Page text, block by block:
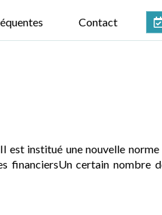
Contact
est institué une nouvelle
financiersUn certain nombre